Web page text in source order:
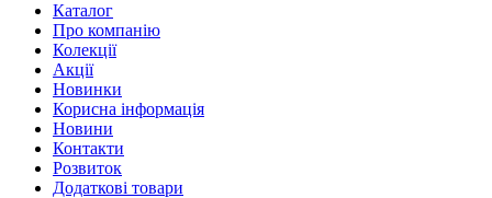
Каталог
Про компанію
Колекції
Акції
Новинки
Корисна інформація
Новини
Контакти
Розвиток
Додаткові товари